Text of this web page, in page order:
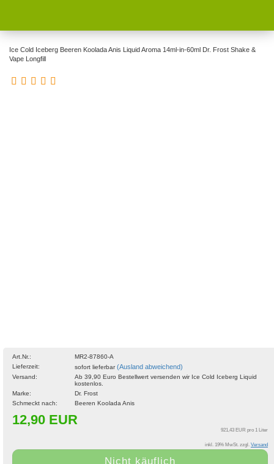
Ice Cold Iceberg Beeren Koolada Anis Liquid Aroma 14ml-in-60ml Dr. Frost Shake &
Vape Longfill
Art.Nr.:
MR2-87860-A
Lieferzeit:
sofort lieferbar(Ausland abweichend)
Versand:
Ab 39,90 Euro Bestellwert versenden wir Ice Cold Iceberg Liquid
kostenlos.
Marke:
Dr. Frost
Schmeckt nach:
Beeren Koolada Anis
12,90 EUR
921,43 EUR pro 1 Liter
inkl. 19% MwSt. zzgl. Versand